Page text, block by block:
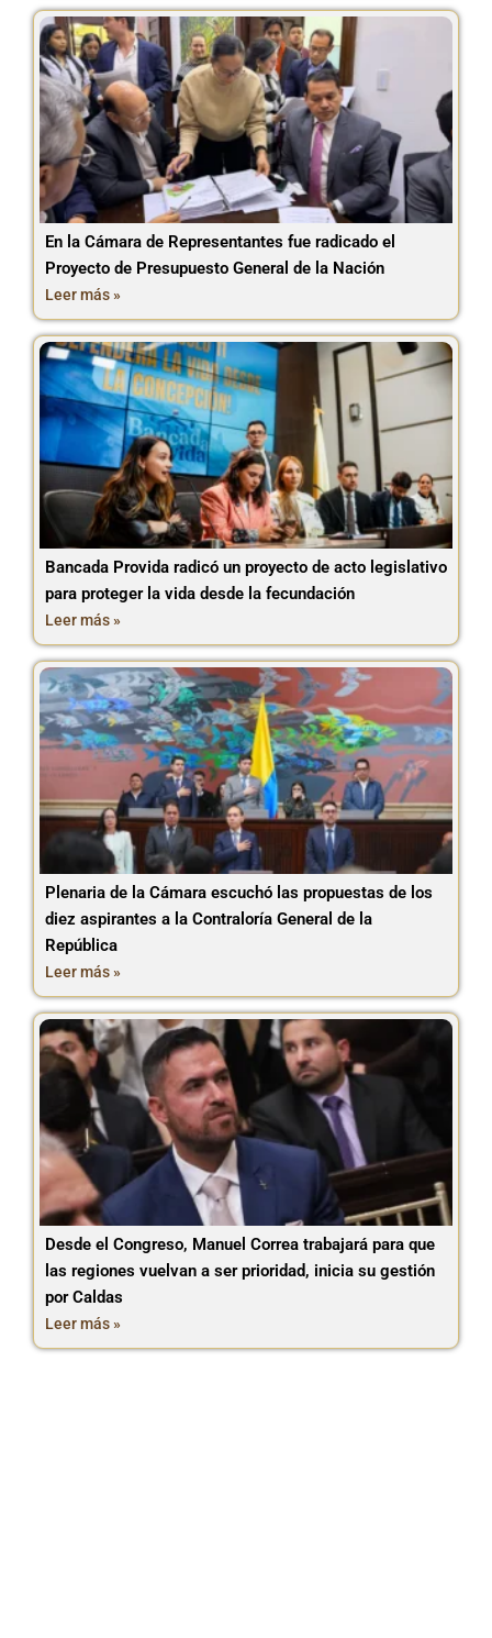
En la Cámara de Representantes fue radicado el
Proyecto de Presupuesto General de la Nación
Leer más »
Bancada Provida radicó un proyecto de acto legislativo
para proteger la vida desde la fecundación
Leer más »
Plenaria de la Cámara escuchó las propuestas de los
diez aspirantes a la Contraloría General de la
República
Leer más »
Desde el Congreso, Manuel Correa trabajará para que
las regiones vuelvan a ser prioridad, inicia su gestión
por Caldas
Leer más »